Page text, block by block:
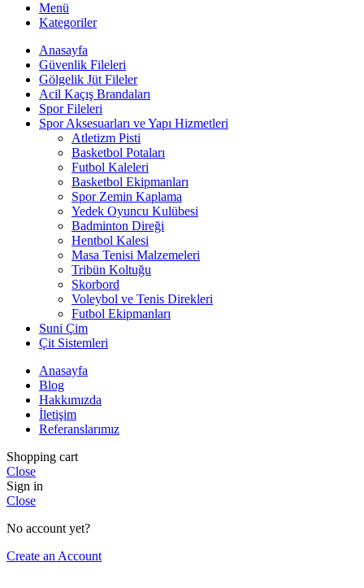
Menü
Kategoriler
Anasayfa
Güvenlik Fileleri
Gölgelik Jüt Fileler
Acil Kaçış Brandaları
Spor Fileleri
Spor Aksesuarları ve Yapı Hizmetleri
Atletizm Pisti
Basketbol Potaları
Futbol Kaleleri
Basketbol Ekipmanları
Spor Zemin Kaplama
Yedek Oyuncu Kulübesi
Badminton Direği
Hentbol Kalesi
Masa Tenisi Malzemeleri
Tribün Koltuğu
Skorbord
Voleybol ve Tenis Direkleri
Futbol Ekipmanları
Suni Çim
Çit Sistemleri
Anasayfa
Blog
Hakkımızda
İletişim
Referanslarımız
Shopping cart
Close
Sign in
Close
No account yet?
Create an Account